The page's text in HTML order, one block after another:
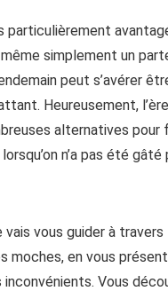
particulièrement
simplement un
peut s’avérer
Heureusement,
alternatives pour
n’a pas été gâté
vais vous guider à
moches, en vous
Vous